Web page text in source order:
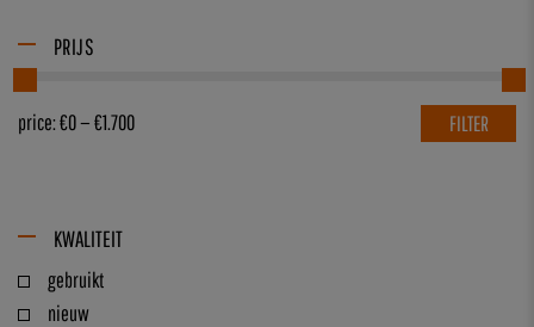
PRIJS
FILTER
price:€0—€1.700
KWALITEIT
gebruikt
nieuw